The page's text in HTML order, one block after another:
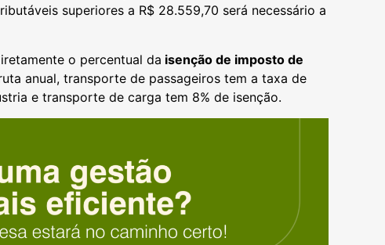
superiores a R$ 28.559,70 será necessário a
o percentual da isenção de imposto de
anual, transporte de passageiros tem a taxa de
e transporte de carga tem 8% de isenção.